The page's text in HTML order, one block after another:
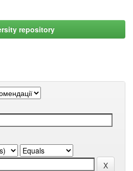
repository